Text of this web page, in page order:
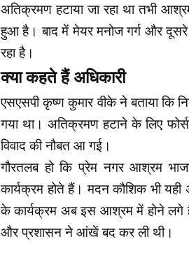
अतिक्रमण हटाया जा रहा था तभी
हुआ है। बाद में मेयर मनोज गर्ग और दूसरे
रहा है।
क्या कहते हैं अधिकारी
एसएसपी कृष्ण कुमार वीके ने बताया कि
गया था। अतिक्रमण हटाने के लिए
विवाद की नौबत आ गई।
गौरतलब हो कि प्रेम नगर आश्रम
कार्यक्रम होते हैं। मदन कौशिक भी
के कार्यक्रम अब इस आश्रम में होने लगे
और प्रशासन ने आंखें बद कर ली थी।